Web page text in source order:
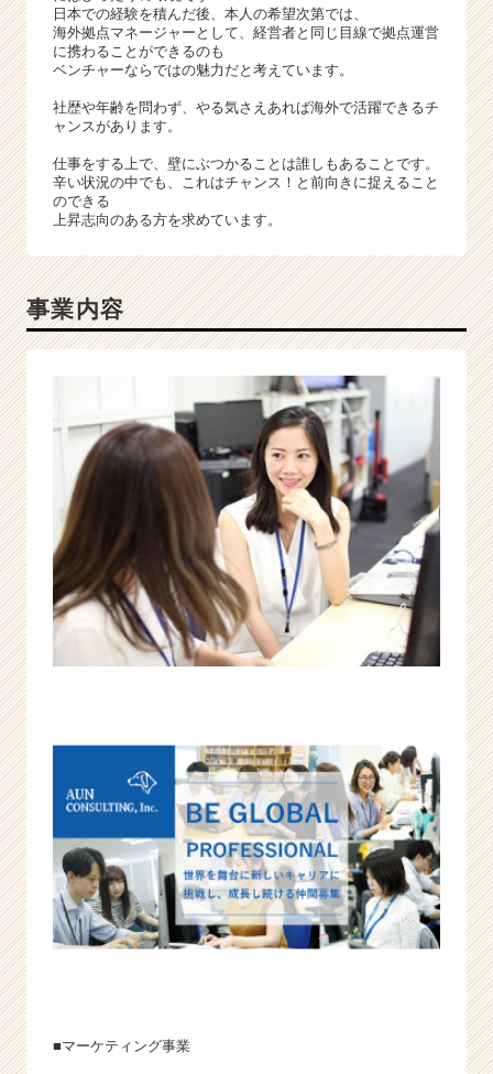
日本での経験を積んだ後、本人の希望次第では、
海外拠点マネージャーとして、経営者と同じ目線で拠点運営
に携わることができるのも
ベンチャーならではの魅力だと考えています。
社歴や年齢を問わず、やる気さえあれば海外で活躍できるチ
ャンスがあります。
仕事をする上で、壁にぶつかることは誰しもあることです。
辛い状況の中でも、これはチャンス！と前向きに捉えること
のできる
上昇志向のある方を求めています。
事業内容
■マーケティング事業